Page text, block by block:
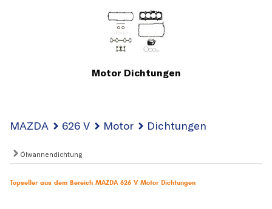
Motor Dichtungen
MAZDA 626 V Motor Dichtungen
Ölwannendichtung
Topseller aus dem Bereich MAZDA 626 V Motor Dichtungen